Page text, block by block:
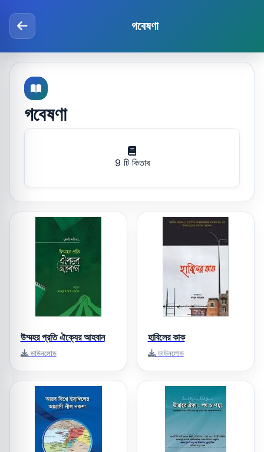
গবেষণা
গবেষণা
9 টি কিতাব
উম্মহর প্রতি ঐক্যের আহবান
ডাউনলোড
হাবিলের কাক
ডাউনলোড